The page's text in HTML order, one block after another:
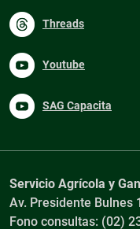
Threads
Youtube
SAG Capacita
Servicio Agrícola y
Av. Presidente Bulnes
Fono consultas: (02)